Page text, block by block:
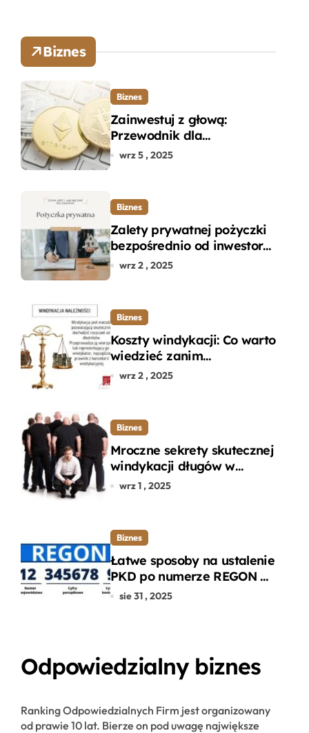
Biznes
Biznes
Zainwestuj z głową:
Przewodnik dla
początkujących w zakupie
wrz 5 , 2025
Biznes
Zalety prywatnej pożyczki
bezpośrednio od inwestora
– dlaczego warto?
wrz 2 , 2025
Biznes
Koszty windykacji: Co warto
wiedzieć zanim
zdecydujesz się na
wrz 2 , 2025
Biznes
Mroczne sekrety skutecznej
windykacji długów w
departamencie windykacji
wrz 1 , 2025
Biznes
Łatwe sposoby na ustalenie
PKD po numerze REGON w
kilku prostych krokach
sie 31 , 2025
Odpowiedzialny biznes
Ranking Odpowiedzialnych Firm jest organizowany
od prawie 10 lat. Bierze on pod uwagę największe